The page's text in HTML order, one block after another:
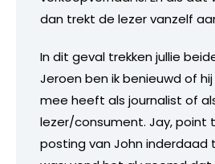
dan trekt de lezer vanzelf
In dit geval trekken jullie
Jeroen ben ik benieuwd of
mee heeft als journalist of
lezer/consument. Jay, point
posting van John inderdaad